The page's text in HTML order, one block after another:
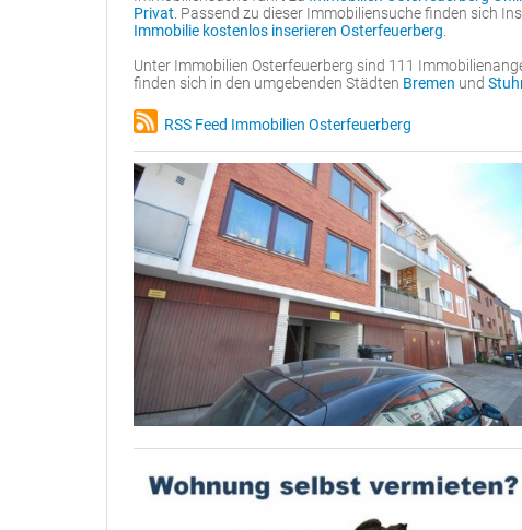
Privat . Passend zu dieser Immobiliensuche finden sich
Immobilie kostenlos inserieren Osterfeuerberg
Unter Immobilien Osterfeuerberg sind 111
finden sich in den umgebenden Städten Bremen und
RSS Feed Immobilien Osterfeuerberg